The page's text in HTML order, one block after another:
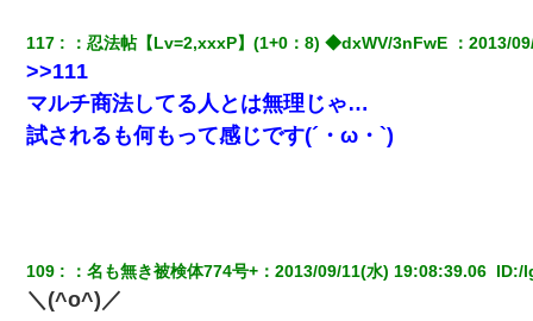
117 ：忍法帖【Lv=2,xxxP】(1+0：8) ◆dxWV/3nFwE ：2013/
>>111
マルチ商法してる人とは無理じゃ…
試されるも何もって感じです(´・ω・`)
109 ：名も無き被検体774号+ ：2013/09/11(水) 19:08:39.06 ID:/
＼(^o^)／